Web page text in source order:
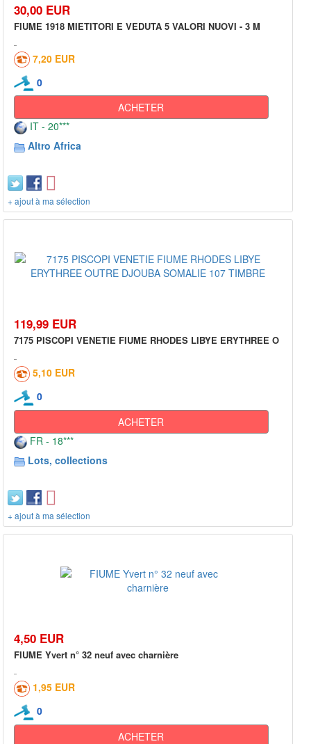
30,00 EUR
FIUME 1918 MIETITORI E VEDUTA 5 VALORI NUOVI - 3 M
7,20 EUR
0
ACHETER
IT - 20***
Altro Africa
+ ajout à ma sélection
119,99 EUR
7175 PISCOPI VENETIE FIUME RHODES LIBYE ERYTHREE O
5,10 EUR
0
ACHETER
FR - 18***
Lots, collections
+ ajout à ma sélection
4,50 EUR
FIUME Yvert n° 32 neuf avec charnière
1,95 EUR
0
ACHETER